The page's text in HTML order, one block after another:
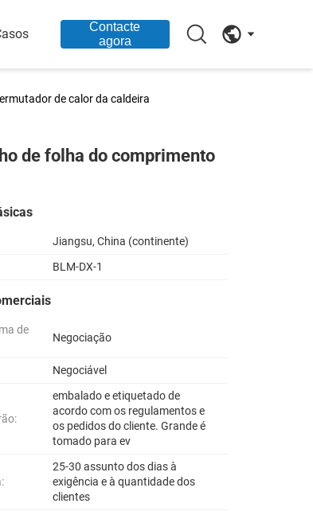
Contacte
agora
de calor da caldeira
de folha do comprimento
Jiangsu, China (continente)
BLM-DX-1
de
Negociação
Negociável
embalado e etiquetado de
acordo com os regulamentos e
os pedidos do cliente. Grande é
tomado para ev
25-30 assunto dos dias à
exigência e à quantidade dos
clientes